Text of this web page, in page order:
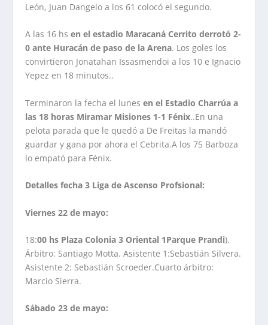
León, Juan Dangelo a los 61 colocó el segundo.
A las 16 hsen el estadio Maracaná Cerrito derrotó 2-
0 ante Huracán de paso de la Arena. Los goles los
convirtieron Jonatahan Issasmendoi a los 10 e Ignacio
Yepez en 18 minutos..
Terminaron la fecha el lunesen el Estadio Charrúa a
las 18 horas Miramar Misiones 1-1 Fénix..En una
pelota parada que le quedó a De Freitas la mandó
guardar y gana por ahora el Cebrita.A los 75 Barboza
lo empató para Fénix.
Detalles fecha 3 Liga de Ascenso Profsional:
Viernes 22 de mayo:
18:00 hs Plaza Colonia 3 Oriental 1Parque Prandi).
Árbitro: Santiago Motta. Asistente 1:Sebastián Silvera.
Asistente 2: Sebastián Scroeder.Cuarto árbitro:
Marcio Sierra.
Sábado 23 de mayo: